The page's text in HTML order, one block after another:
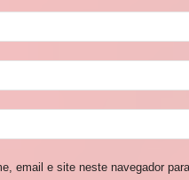
email e site neste navegador